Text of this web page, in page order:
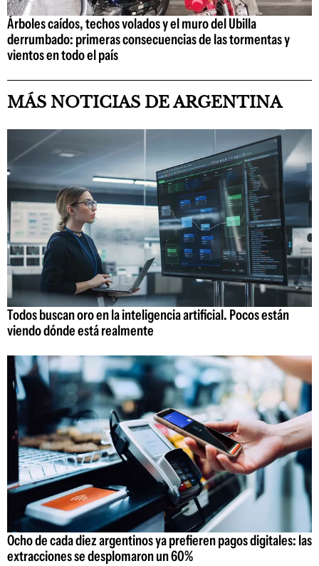
Árboles caídos, techos volados y el muro del Ubilla
derrumbado: primeras consecuencias de las tormentas y
vientos en todo el país
MÁS NOTICIAS DE ARGENTINA
Todos buscan oro en la inteligencia artificial. Pocos están
viendo dónde está realmente
Ocho de cada diez argentinos ya prefieren pagos digitales: las
extracciones se desplomaron un 60%